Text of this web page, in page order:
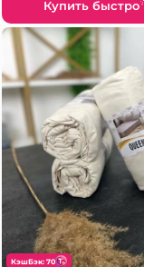
Купить быстро
КэшБэк: 70